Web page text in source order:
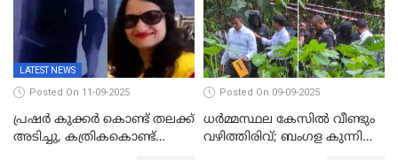
LATEST NEWS
Posted On 11-09-2025
പ്രഷർ കുക്കർ കൊണ്ട് തലക്ക്
അടിച്ചു, കത്രികകൊണ്ട്
Posted On 09-09-2025
ധർമ്മസ്ഥല കേസിൽ വീണ്ടും
വഴിത്തിരിവ്; ബംഗള കുന്നിൽ